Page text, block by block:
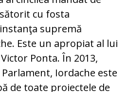
cu fosta
supremă
Este un apropiat al lui
Ponta. În 2013,
Iordache este
de toate proiectele de